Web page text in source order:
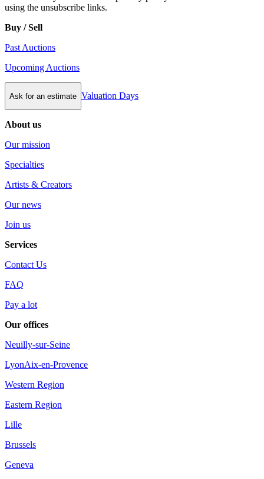
using the unsubscribe links.
Buy / Sell
Past Auctions
Upcoming Auctions
Ask for an estimate Valuation Days
About us
Our mission
Specialties
Artists & Creators
Our news
Join us
Services
Contact Us
FAQ
Pay a lot
Our offices
Neuilly-sur-Seine
LyonAix-en-Provence
Western Region
Eastern Region
Lille
Brussels
Geneva